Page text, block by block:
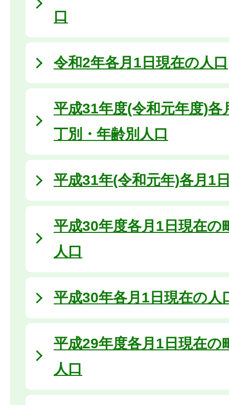
口
令和2年各月1日現在の人口
平成31年度(令和元年度)各
丁別・年齢別人口
平成31年(令和元年)各月1
平成30年度各月1日現在の
人口
平成30年各月1日現在の人
平成29年度各月1日現在の
人口